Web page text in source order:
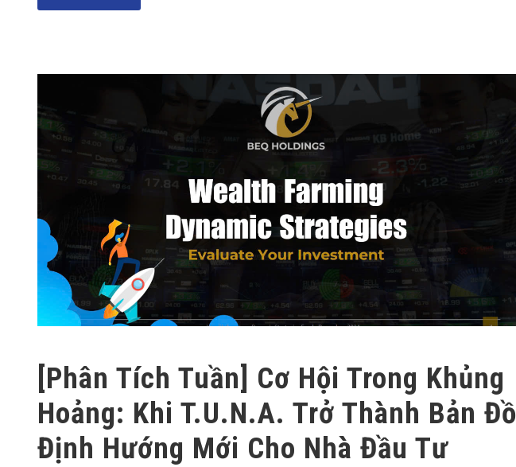
[Phân Tích Tuần] Cơ Hội Trong Khủng
Hoảng: Khi T.U.N.A. Trở Thành Bản Đồ
Định Hướng Mới Cho Nhà Đầu Tư